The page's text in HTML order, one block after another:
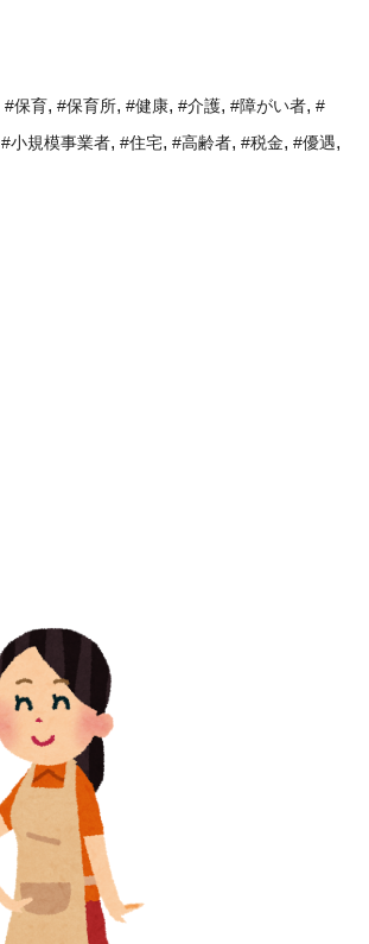
#保育, #保育所, #健康, #介護, #障がい者, #
#小規模事業者, #住宅, #高齢者, #税金, #優遇,